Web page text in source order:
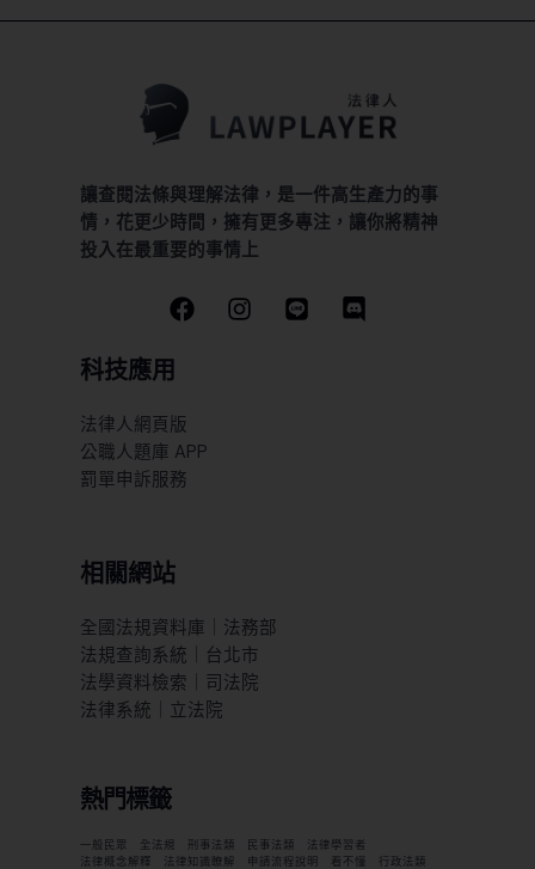
讓查閱法條與理解法律，是一件高生產力的事
情，花更少時間，擁有更多專注，讓你將精神
投入在最重要的事情上
科技應用
法律人網頁版
公職人題庫 APP
罰單申訴服務
相關網站
全國法規資料庫｜法務部
法規查詢系統｜台北市
法學資料檢索｜司法院
法律系統｜立法院
熱門標籤
一般民眾 全法規 刑事法類 民事法類
法律學習者
法律概念解釋
法律知識瞭解 申請流程說明 看不懂 行政法類